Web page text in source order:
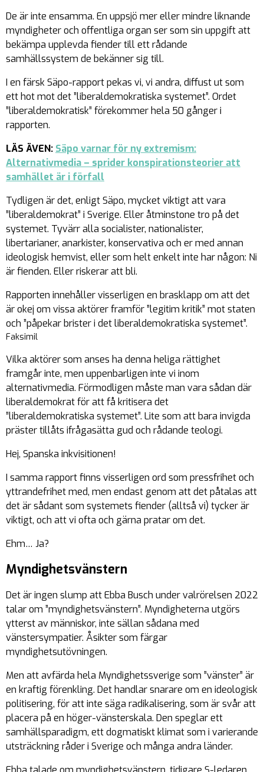
De är inte ensamma. En uppsjö mer eller mindre liknande
myndigheter och offentliga organ ser som sin uppgift att
bekämpa upplevda fiender till ett rådande
samhällssystem de bekänner sig till.
I en färsk Säpo-rapport pekas vi, vi andra, diffust ut som
ett hot mot det ”liberaldemokratiska systemet”. Ordet
”liberaldemokratisk” förekommer hela 50 gånger i
rapporten.
LÄS ÄVEN: Säpo varnar för ny extremism:
Alternativmedia – sprider konspirationsteorier att
samhället är i förfall
Tydligen är det, enligt Säpo, mycket viktigt att vara
”liberaldemokrat” i Sverige. Eller åtminstone tro på det
systemet. Tyvärr alla socialister, nationalister,
libertarianer, anarkister, konservativa och er med annan
ideologisk hemvist, eller som helt enkelt inte har någon: Ni
är fienden. Eller riskerar att bli.
Rapporten innehåller visserligen en brasklapp om att det
är okej om vissa aktörer framför ”legitim kritik” mot staten
och ”påpekar brister i det liberaldemokratiska systemet”.
Faksimil
Vilka aktörer som anses ha denna heliga rättighet
framgår inte, men uppenbarligen inte vi inom
alternativmedia. Förmodligen måste man vara sådan där
liberaldemokrat för att få kritisera det
”liberaldemokratiska systemet”. Lite som att bara invigda
präster tillåts ifrågasätta gud och rådande teologi.
Hej, Spanska inkvisitionen!
I samma rapport finns visserligen ord som pressfrihet och
yttrandefrihet med, men endast genom att det påtalas att
det är sådant som systemets fiender (alltså vi) tycker är
viktigt, och att vi ofta och gärna pratar om det.
Ehm… Ja?
Myndighetsvänstern
Det är ingen slump att Ebba Busch under valrörelsen 2022
talar om ”myndighetsvänstern”. Myndigheterna utgörs
ytterst av människor, inte sällan sådana med
vänstersympatier. Åsikter som färgar
myndighetsutövningen.
Men att avfärda hela Myndighetssverige som ”vänster” är
en kraftig förenkling. Det handlar snarare om en ideologisk
politisering, för att inte säga radikalisering, som är svår att
placera på en höger-vänsterskala. Den speglar ett
samhällsparadigm, ett dogmatiskt klimat som i varierande
utsträckning råder i Sverige och många andra länder.